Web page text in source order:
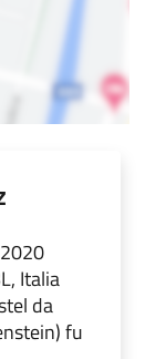
Italia
da
fu